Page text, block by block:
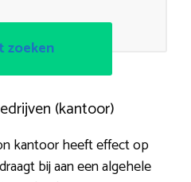
zoeken
(kantoor)
kantoor heeft effect op
bij aan een algehele